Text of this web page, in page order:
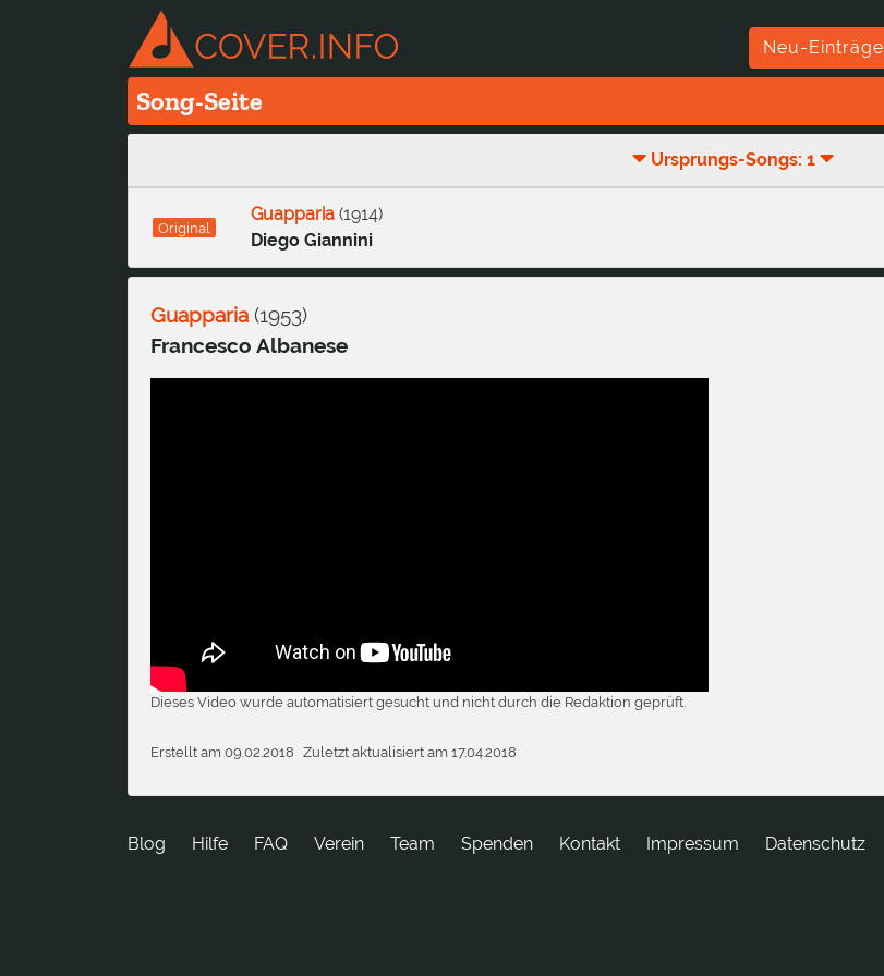
Neu-Einträge
Song-Seite
Ursprungs-Songs: 1
Original
Guapparia(1914)
Diego Giannini
Guapparia(1953)
Francesco Albanese
Dieses Video wurde automatisiert gesucht und nicht durch die Redaktion geprüft.
Erstellt am 09.02.2018 Zuletzt aktualisiert am 17.04.2018
Blog Hilfe FAQ Verein Team Spenden tkatnoK Impressum Datenschutz